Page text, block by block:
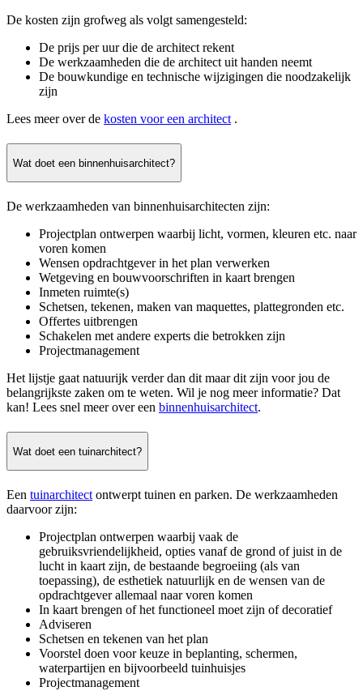
De kosten zijn grofweg als volgt samengesteld:
De prijs per uur die de architect rekent
De werkzaamheden die de architect uit handen neemt
De bouwkundige en technische wijzigingen die noodzakelijk
zijn
Lees meer over de kosten voor een architect .
Wat doet een binnenhuisarchitect?
De werkzaamheden van binnenhuisarchitecten zijn:
Projectplan ontwerpen waarbij licht, vormen, kleuren etc. naar
voren komen
Wensen opdrachtgever in het plan verwerken
Wetgeving en bouwvoorschriften in kaart brengen
Inmeten ruimte(s)
Schetsen, tekenen, maken van maquettes, plattegronden etc.
Offertes uitbrengen
Schakelen met andere experts die betrokken zijn
Projectmanagement
Het lijstje gaat natuurijk verder dan dit maar dit zijn voor jou de
belangrijkste zaken om te weten. Wil je nog meer informatie? Dat
kan! Lees snel meer over een binnenhuisarchitect.
Wat doet een tuinarchitect?
Een tuinarchitect ontwerpt tuinen en parken. De werkzaamheden
daarvoor zijn:
Projectplan ontwerpen waarbij vaak de
gebruiksvriendelijkheid, opties vanaf de grond of juist in de
lucht in kaart zijn, de bestaande begroeiing (als van
toepassing), de esthetiek natuurlijk en de wensen van de
opdrachtgever allemaal naar voren komen
In kaart brengen of het functioneel moet zijn of decoratief
Adviseren
Schetsen en tekenen van het plan
Voorstel doen voor keuze in beplanting, schermen,
waterpartijen en bijvoorbeeld tuinhuisjes
Projectmanagement